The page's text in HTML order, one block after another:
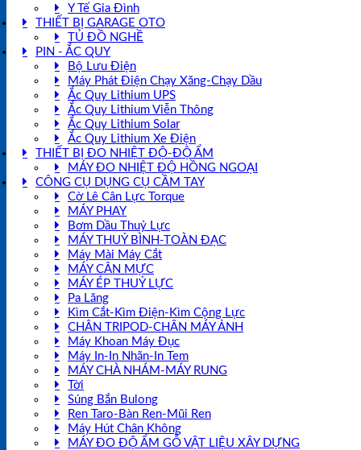
Y Tế Gia Đình
THIẾT BỊ GARAGE OTO
TỦ ĐỒ NGHỀ
PIN - ẮC QUY
Bộ Lưu Điện
Máy Phát Điện Chạy Xăng-Chạy Dầu
Ắc Quy Lithium UPS
Ắc Quy Lithium Viễn Thông
Ắc Quy Lithium Solar
Ắc Quy Lithium Xe Điện
THIẾT BỊ ĐO NHIỆT ĐỘ-ĐỘ ẨM
MÁY ĐO NHIỆT ĐỘ HỒNG NGOẠI
CÔNG CỤ DỤNG CỤ CẦM TAY
Cờ Lê Cân Lực Torque
MÁY PHAY
Bơm Dầu Thuỷ Lực
MÁY THUỶ BÌNH-TOÀN ĐẠC
Máy Mài Máy Cắt
MÁY CÂN MỰC
MÁY ÉP THUỶ LỰC
Pa Lăng
Kìm Cắt-Kìm Điện-Kìm Cộng Lực
CHÂN TRIPOD-CHÂN MÁY ẢNH
Máy Khoan Máy Đục
Máy In-In Nhãn-In Tem
MÁY CHÀ NHÁM-MÁY RUNG
Tời
Súng Bắn Bulong
Ren Taro-Bàn Ren-Mũi Ren
Máy Hút Chân Không
MÁY ĐO ĐỘ ẨM GỖ VẬT LIỆU XÂY DỰNG